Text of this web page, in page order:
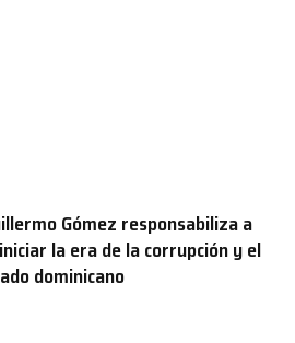
Gómez responsabiliza a
la era de la corrupción y el
dominicano